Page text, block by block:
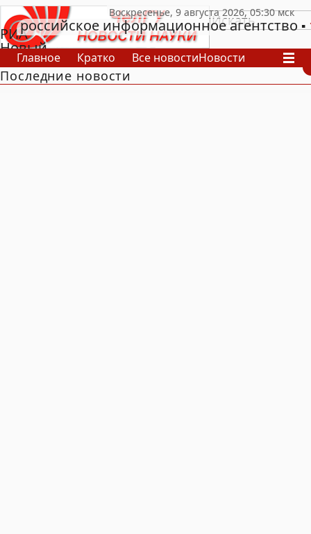
РИА
Новый
День
российское информационное агентство
Главное Кратко Все новостиНовости
В России
В мире
Последние новости